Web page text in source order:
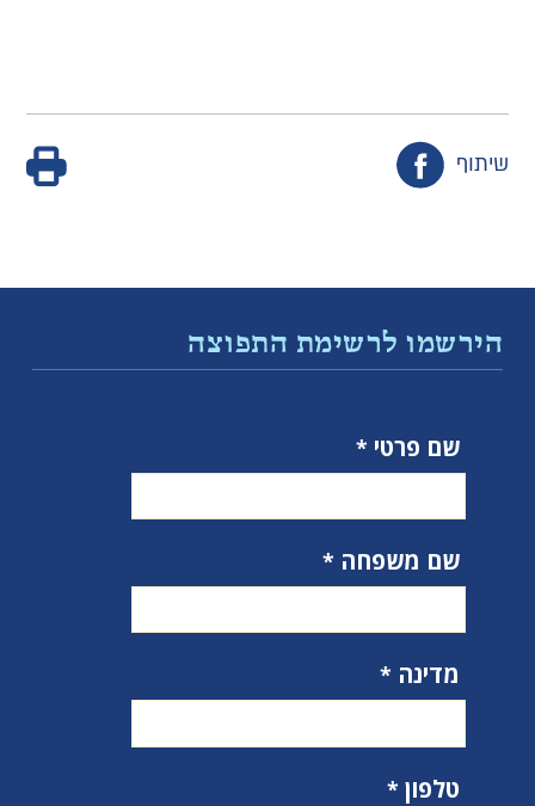
שיתוף
הירשמו לרשימת התפוצה
שם פרטי
שם משפחה
מדינה
טלפון